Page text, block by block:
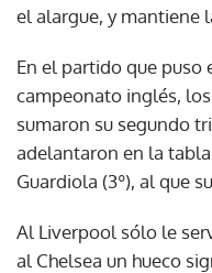
el alargue, y mantiene
En el partido que puso
campeonato inglés,
sumaron su segundo
adelantaron en la
Guardiola (3º), al que
Al Liverpool sólo le
al Chelsea un hueco